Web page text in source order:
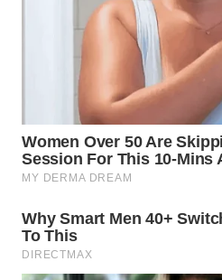
WN
LANGKAT
TAPANULI
SELATAN